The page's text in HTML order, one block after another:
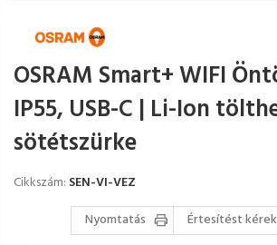
OSRAM Smart+ WIFI
IP55, USB-C | Li-Ion
sötétszürke
Cikkszám: SEN-VI-VEZ
Nyomtatás
Értesítést kérek